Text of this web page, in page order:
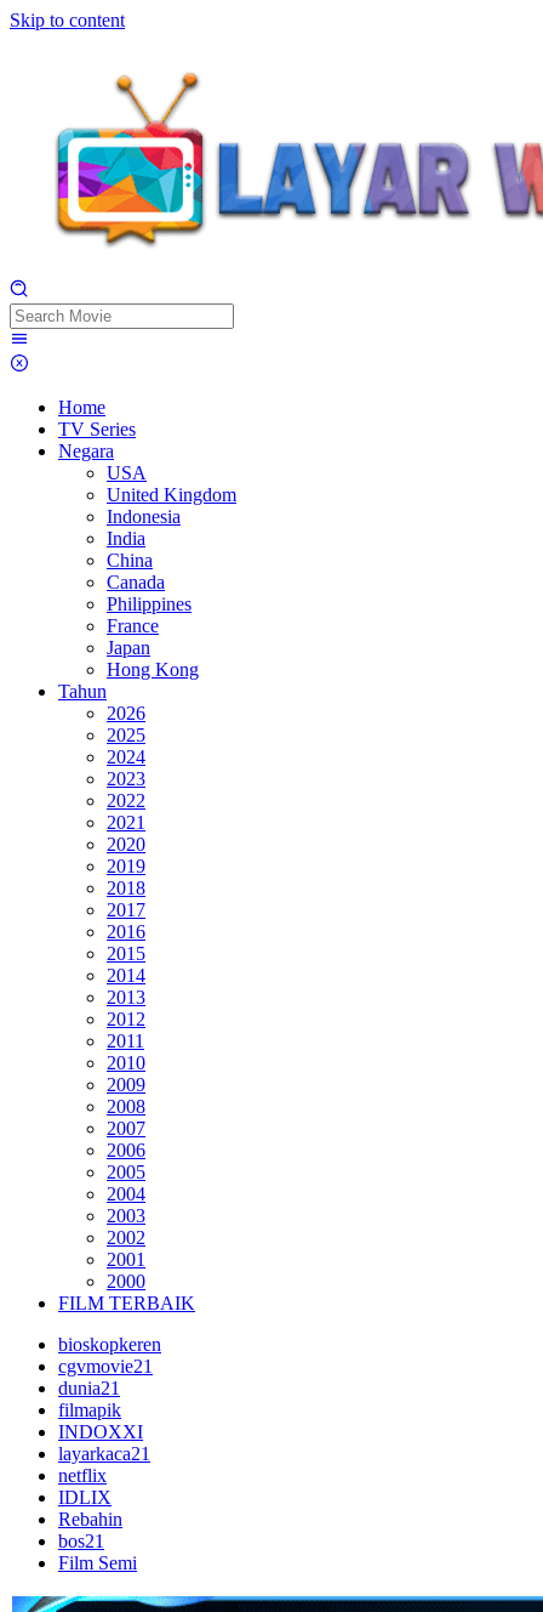
Skip to content
Home
TV Series
Negara
USA
United Kingdom
Indonesia
India
China
Canada
Philippines
France
Japan
Hong Kong
Tahun
2026
2025
2024
2023
2022
2021
2020
2019
2018
2017
2016
2015
2014
2013
2012
2011
2010
2009
2008
2007
2006
2005
2004
2003
2002
2001
2000
FILM TERBAIK
bioskopkeren
cgvmovie21
dunia21
filmapik
INDOXXI
layarkaca21
netflix
IDLIX
Rebahin
bos21
Film Semi